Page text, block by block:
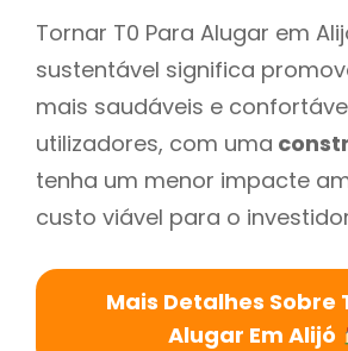
Tornar T0 Para Alugar em
sustentável significa
mais saudáveis e
utilizadores, com uma
tenha um menor impacte
custo viável para o
Mais Detalhes Sobre
Alugar Em Alijó